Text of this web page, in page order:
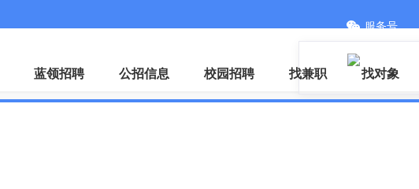
服务号
蓝领招聘 公招信息 校园招聘 找兼职 找对象